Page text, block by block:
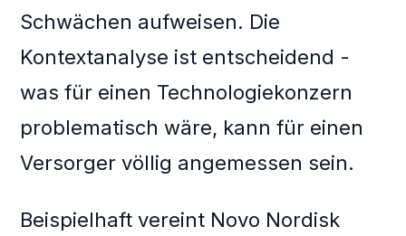
Schwächen aufweisen. Die
Kontextanalyse ist entscheidend -
was für einen Technologiekonzern
problematisch wäre, kann für einen
Versorger völlig angemessen sein.
Beispielhaft vereint Novo Nordisk